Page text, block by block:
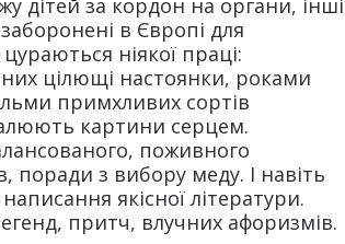
дітей за кордон на органи, інші
в Європі для
ніякої праці:
них цілющі настоянки, роками
примхливих сортів
картини серцем.
поживного
поради з вибору меду. І навіть
якісної літератури.
притч, влучних афоризмів.